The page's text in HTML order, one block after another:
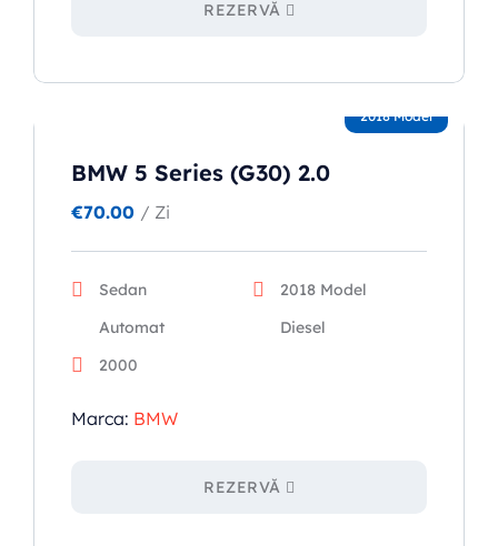
REZERVĂ
2018 Model
BMW 5 Series (G30) 2.0
€70.00 / Zi
Sedan
2018 Model
Automat
Diesel
2000
Marca: BMW
REZERVĂ